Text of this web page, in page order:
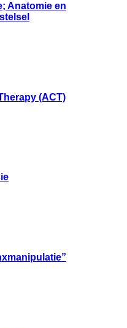
Anatomie en
(ACT)